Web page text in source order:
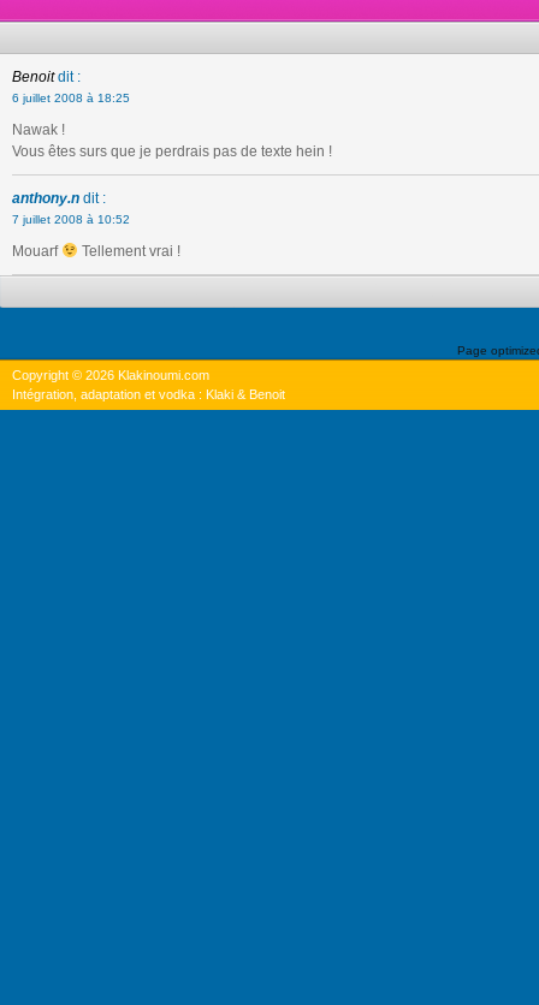
Benoit dit :
6 juillet 2008 à 18:25
Nawak !
Vous êtes surs que je perdrais pas de texte hein !
anthony.n dit :
7 juillet 2008 à 10:52
Mouarf Tellement vrai !
Page
Copyright © 2026 Klakinoumi.com
Intégration, adaptation et vodka : Klaki & Benoit